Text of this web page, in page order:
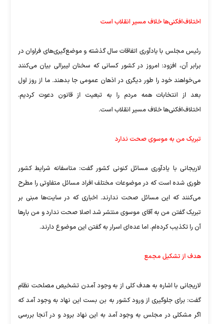
اختلاف‌افکنی‌ها خلاف مسیر انقلاب است
رئیس مجلس با یادآوری اتفاقات سال گذشته و موضع‌گیری‌های فراوان در
برابر آن، افزود: امروز در کشور کسانی که سخنان لیبرالی بیان می‌کنند
می‌خواهند خود را طور دیگری در اذهان عمومی جا بدهند. ما از روز اول
بعد از انتخابات همه مردم را به تبعیت از قانون دعوت کردیم.
اختلاف‌افکنی‌ها خلاف مسیر انقلاب است.
تبریک من به موسوی صحت ندارد
لاریجانی با یادآوری مسائل کنونی کشور گفت: متاسفانه شرایط کشور
طوری شده است که در موضوعات مختلف افراد مسائل متفاوتی را مطرح
می‌‌کنند که این مسائل صحت ندارند. اخباری که در سایت‌ها مبنی بر
تبریک گفتن من به آقای موسوی منتشر شد اصلا صحت ندارد و من بارها
آن را تکذیب کرده‌ام. اما عده‌ای اسرار به گفتن این موضوع دارند.
هدف از تشکیل مجمع
لاریجانی با اشاره به هدف کلی از به وجود آمدن تشخیص مصلحت نظام
گفت: برای جلوگیری از ورود کشور به بن بست این نهاد به وجود آمد که
اگر مشکلی در مجلس به وجود آمد به این نهاد برود و در آنجا بررسی